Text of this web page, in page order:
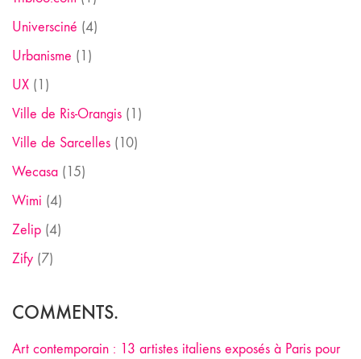
Universciné (4)
Urbanisme (1)
UX (1)
Ville de Ris-Orangis (1)
Ville de Sarcelles (10)
Wecasa (15)
Wimi (4)
Zelip (4)
Zify (7)
COMMENTS.
Art contemporain : 13 artistes italiens exposés à Paris pour